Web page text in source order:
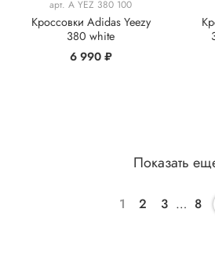
арт. A YEZ 380 100
Кроссовки Adidas Yeezy
380 white
6 990 ₽
Показать
1 2 3 … 8